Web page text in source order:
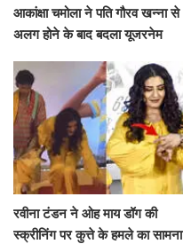
आकांक्षा चमोला ने पति गौरव खन्ना से
अलग होने के बाद बदला यूजरनेम
रवीना टंडन ने ओह माय डॉग की
स्क्रीनिंग पर कुत्ते के हमले का सामना